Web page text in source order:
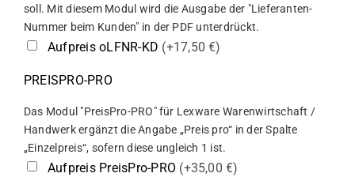
soll. Mit diesem Modul wird die Ausgabe der "Lieferanten-
Nummer beim Kunden" in der PDF unterdrückt.
Aufpreis oLFNR-KD (+17,50 €)
PREISPRO-PRO
Das Modul "PreisPro-PRO" für Lexware Warenwirtschaft /
Handwerk ergänzt die Angabe „Preis pro“ in der Spalte
„Einzelpreis“, sofern diese ungleich 1 ist.
Aufpreis PreisPro-PRO (+35,00 €)